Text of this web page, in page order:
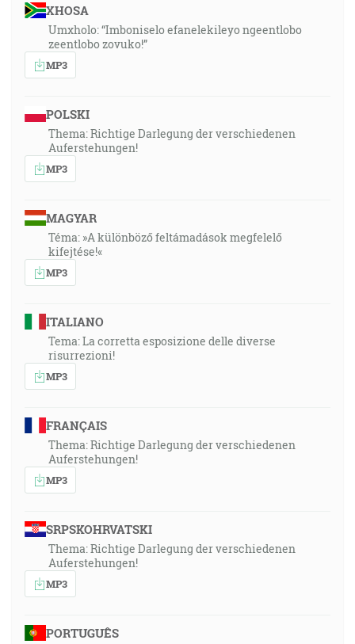
XHOSA
Umxholo: “Imboniselo efanelekileyo ngeentlobo
zeentlobo zovuko!”
MP3
POLSKI
Thema: Richtige Darlegung der verschiedenen
Auferstehungen!
MP3
MAGYAR
Téma: »A különböző feltámadások megfelelő
kifejtése!«
MP3
ITALIANO
Tema: La corretta esposizione delle diverse
risurrezioni!
MP3
FRANÇAIS
Thema: Richtige Darlegung der verschiedenen
Auferstehungen!
MP3
SRPSKOHRVATSKI
Thema: Richtige Darlegung der verschiedenen
Auferstehungen!
MP3
PORTUGUÊS